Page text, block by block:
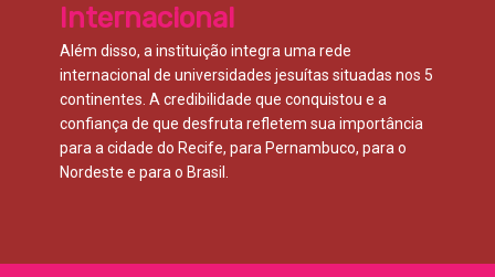
Internacional
Além disso, a instituição integra uma rede
internacional de universidades jesuítas situadas nos 5
continentes. A credibilidade que conquistou e a
confiança de que desfruta refletem sua importância
para a cidade do Recife, para Pernambuco, para o
Nordeste e para o Brasil.